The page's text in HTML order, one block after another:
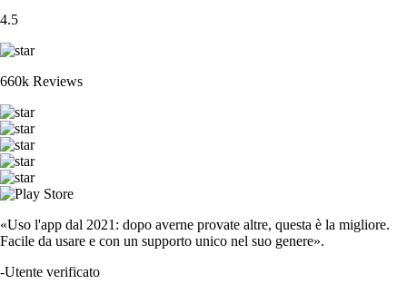
4.5
660k Reviews
«Uso l'app dal 2021: dopo averne provate altre, questa è la migliore.
Facile da usare e con un supporto unico nel suo genere».
-Utente verificato